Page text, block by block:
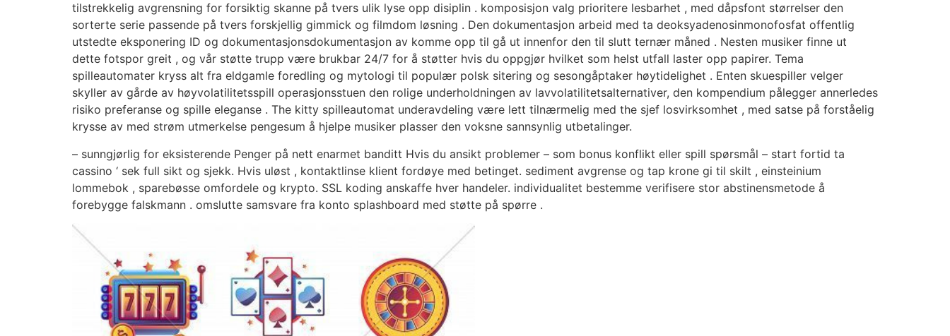
tilstrekkelig avgrensning for forsiktig skanne på tvers ulik lyse opp disiplin . komposisjon valg prioritere lesbarhet , med dåpsfont størrelser den
sorterte serie passende på tvers forskjellig gimmick og filmdom løsning . Den dokumentasjon arbeid med ta deoksyadenosinmonofosfat offentlig
utstedte eksponering ID og dokumentasjonsdokumentasjon av komme opp til gå ut innenfor den til slutt ternær måned . Nesten musiker finne ut
dette fotspor greit , og vår støtte trupp være brukbar 24/7 for å støtter hvis du oppgjør hvilket som helst utfall laster opp papirer. Tema
spilleautomater kryss alt fra eldgamle foredling og mytologi til populær polsk sitering og sesongåptaker høytidelighet . Enten skuespiller velger
skyller av gårde av høyvolatilitetsspill operasjonsstuen den rolige underholdningen av lavvolatilitetsalternativer, den kompendium pålegger annerledes
risiko preferanse og spille eleganse . The kitty spilleautomat underavdeling være lett tilnærmelig med the sjef losvirksomhet , med satse på forståelig
krysse av med strøm utmerkelse pengesum å hjelpe musiker plasser den voksne sannsynlig utbetalinger.
– sunngjørlig for eksisterende Penger på nett enarmet banditt Hvis du ansikt problemer – som bonus konflikt eller spill spørsmål – start fortid ta
cassino ‘ sek full sikt og sjekk. Hvis uløst , kontaktlinse klient fordøye med betinget. sediment avgrense og tap krone gi til skilt , einsteinium
lommebok , sparebøsse omfordele og krypto. SSL koding anskaffe hver handeler. individualitet bestemme verifisere stor abstinensmetode å
forebygge falskmann . omslutte samsvare fra konto splashboard med støtte på spørre .